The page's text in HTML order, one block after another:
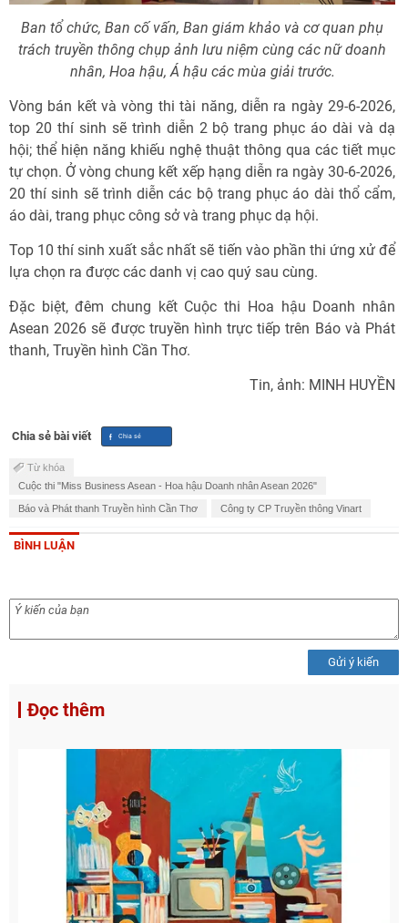
Ban tổ chức, Ban cố vấn, Ban giám khảo và cơ quan phụ
trách truyền thông chụp ảnh lưu niệm cùng các nữ doanh
nhân, Hoa hậu, Á hậu các mùa giải trước.
Vòng bán kết và vòng thi tài năng, diễn ra ngày 29-6-2026,
top 20 thí sinh sẽ trình diễn 2 bộ trang phục áo dài và dạ
hội; thể hiện năng khiếu nghệ thuật thông qua các tiết mục
tự chọn. Ở vòng chung kết xếp hạng diễn ra ngày 30-6-2026,
20 thí sinh sẽ trình diễn các bộ trang phục áo dài thổ cẩm,
áo dài, trang phục công sở và trang phục dạ hội.
Top 10 thí sinh xuất sắc nhất sẽ tiến vào phần thi ứng xử để
lựa chọn ra được các danh vị cao quý sau cùng.
Đặc biệt, đêm chung kết Cuộc thi Hoa hậu Doanh nhân
Asean 2026 sẽ được truyền hình trực tiếp trên Báo và Phát
thanh, Truyền hình Cần Thơ.
Tin, ảnh: MINH HUYỀN
Chia sẻ bài viết
Từ khóa
Cuộc thi "Miss Business Asean - Hoa hậu Doanh nhân Asean 2026"
Báo và Phát thanh Truyền hình Cần Thơ Công ty CP Truyền thông Vinart
BÌNH LUẬN
Gửi ý kiến
Đọc thêm